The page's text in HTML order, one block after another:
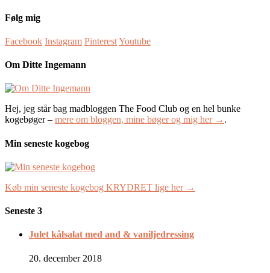
Følg mig
Facebook Instagram PinterestYoutube
Om Ditte Ingemann
Hej, jeg står bag madbloggen The Food Club og en hel bunke
kogebøger – mere om bloggen, mine bøger og mig her → .
Min seneste kogebog
Køb min seneste kogebog KRYDRET lige her →
Seneste 3
Julet kålsalat med and & vaniljedressing
20. december 2018